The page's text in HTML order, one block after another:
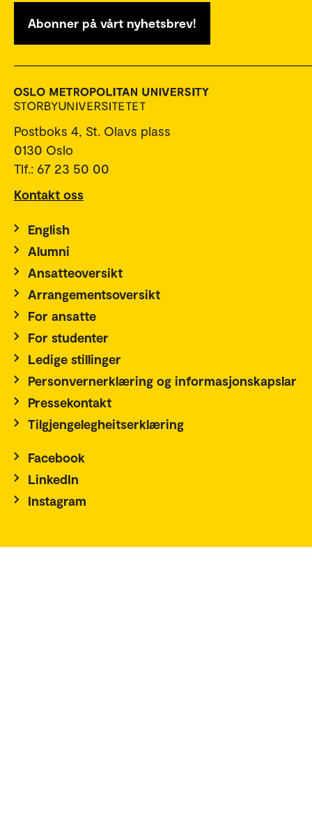
Abonner på vårt nyhetsbrev!
Postboks 4, St. Olavs plass
0130 Oslo
Tlf.: 67 23 50 00
Kontakt oss
English
Alumni
Ansatteoversikt
Arrangementsoversikt
For ansatte
For studenter
Ledige stillinger
Personvernerklæring og informasjonskapslar
Pressekontakt
Tilgjengelegheitserklæring
Facebook
LinkedIn
Instagram